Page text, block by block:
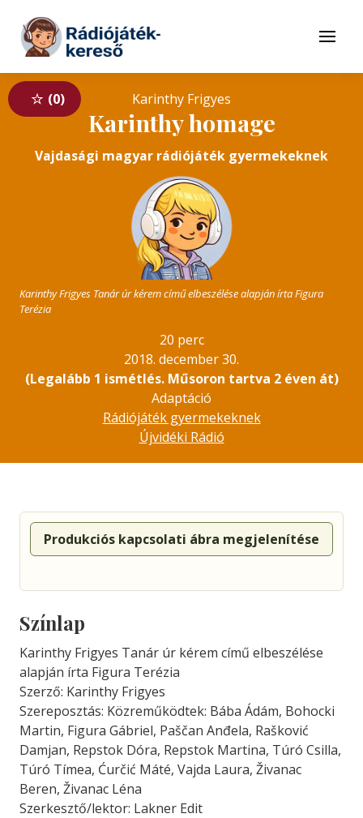
Tovább a tartalomhoz
Menü
0 Karinthy Frigyes
Karinthy homage
Vajdasági magyar rádiójáték gyermekeknek
Karinthy Frigyes Tanár úr kérem című elbeszélése alapján írta Figura
Terézia
20 perc
2018. december 30.
(Legalább 1 ismétlés. Műsoron tartva 2 éven át)
Adaptáció
Rádiójáték gyermekeknek
Újvidéki Rádió
Produkciós kapcsolati ábra megjelenítése
Színlap
Karinthy Frigyes Tanár úr kérem című elbeszélése
alapján írta Figura Terézia
Szerző: Karinthy Frigyes
Szereposztás: Közreműködtek: Bába Ádám, Bohocki
Martin, Figura Gábriel, Paščan Anđela, Rašković
Damjan, Repstok Dóra, Repstok Martina, Túró Csilla,
Túró Tímea, Ćurčić Máté, Vajda Laura, Živanac
Beren, Živanac Léna
Szerkesztő/lektor: Lakner Edit